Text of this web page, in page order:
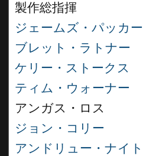
製作総指揮
ジェームズ・パッカー
ブレット・ラトナー
ケリー・ストークス
ティム・ウォーナー
アンガス・ロス
ジョン・コリー
アンドリュー・ナイト